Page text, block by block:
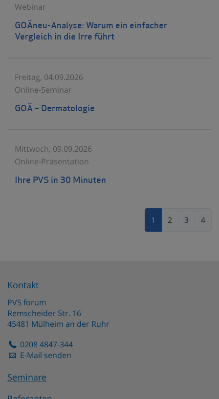
Webinar
GOÄneu-Analyse: Warum ein einfacher
Vergleich in die Irre führt
Freitag, 04.09.2026
Online-Seminar
GOÄ – Dermatologie
Mittwoch, 09.09.2026
Online-Präsentation
Ihre PVS in 30 Minuten
1 2 3 4
Kontakt
PVS forum
Remscheider Str. 16
45481 Mülheim an der Ruhr
0208 4847-344
E-Mail senden
Seminare